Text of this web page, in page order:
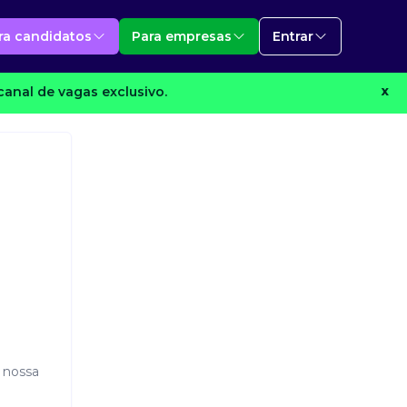
candidatos Para empresas Entrar
de vagas exclusivo. X